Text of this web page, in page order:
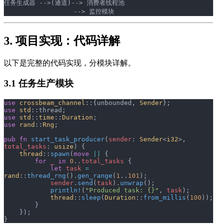
任务生成器 -->(通道)--> 消费者线程池
                  --> 监控模块
3. 项目实现：代码详解
以下是完整的代码实现，分模块详解。
3.1 任务生产模块
use crossbeam_channel ::{unbounded, Sender };
use std ::thread;
use std :: time :: Duration ;
use rand :: Rng ;
pub fn start_task_producer( sender : Sender<i32
total_tasks : usize ) {
    thread
:: spawn ( move
{
        for
in 0 .. total_tasks {
            let
task =
rand :: thread_rng (). gen_range ( 1 .. 101 );
            sender
. send ( task ). unwrap ();
            println!
( "Produced task: {}" , task );
            thread
:: sleep ( Duration :: from_millis ( 100 ));
        }
    });
}